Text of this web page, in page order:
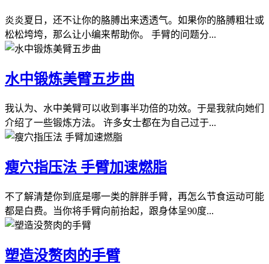
炎炎夏日，还不让你的胳膊出来透透气。如果你的胳膊粗壮或
松松垮垮，那么让小编来帮助你。 手臂的问题分...
水中锻炼美臂五步曲
我认为、水中美臂可以收到事半功倍的功效。于是我就向她们
介绍了一些锻炼方法。 许多女士都在为自己过于...
瘦穴指压法 手臂加速燃脂
不了解清楚你到底是哪一类的胖胖手臂，再怎么节食运动可能
都是白费。当你将手臂向前抬起，跟身体呈90度...
塑造没赘肉的手臂